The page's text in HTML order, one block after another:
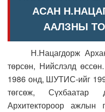
АСАН
ААЛЗНЫ
Н.Нацагдорж
төрсөн, Нийслэлд
1986 онд, ШУТИС-ийг
төгсөж, Сүхбаатар
Архитектороор ажлын